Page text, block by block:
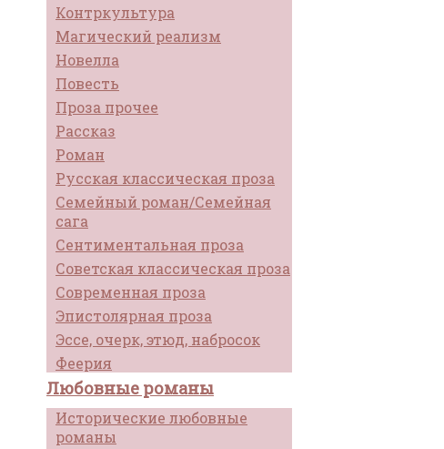
Контркультура
Магический реализм
Новелла
Повесть
Проза прочее
Рассказ
Роман
Русская классическая проза
Семейный роман/Семейная
сага
Сентиментальная проза
Советская классическая проза
Современная проза
Эпистолярная проза
Эссе, очерк, этюд, набросок
Феерия
Любовные романы
Исторические любовные
романы